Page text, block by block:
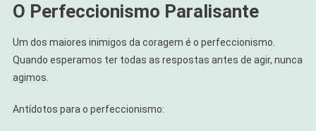
O Perfeccionismo Paralisante
Um dos maiores inimigos da coragem é o perfeccionismo.
Quando esperamos ter todas as respostas antes de agir, nunca
agimos.
Antídotos para o perfeccionismo: